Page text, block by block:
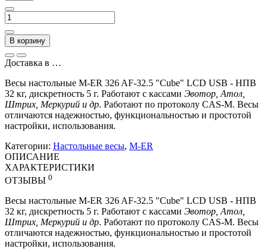
В корзину
Доставка в …
Весы настольные M-ER 326 AF-32.5 "Cube" LCD USB - НПВ
32 кг, дискретность 5 г. Работают с кассами Эвотор, Атол,
Штрих, Меркурий и др. Работают по протоколу CAS-M. Весы
отличаются надежностью, функциональностью и простотой
настройки, использования.
Категории: Настольные весы, M-ER
ОПИСАНИЕ
ХАРАКТЕРИСТИКИ
ОТЗЫВЫ 0
Весы настольные M-ER 326 AF-32.5 "Cube" LCD USB - НПВ
32 кг, дискретность 5 г. Работают с кассами Эвотор, Атол,
Штрих, Меркурий и др. Работают по протоколу CAS-M. Весы
отличаются надежностью, функциональностью и простотой
настройки, использования.